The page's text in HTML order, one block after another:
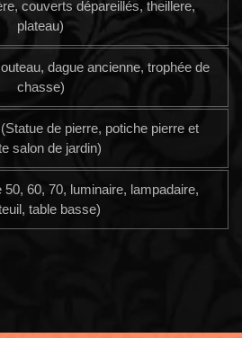
couverts dépareillés, theillere,
plateau)
dague ancienne, trophée de
chasse)
de pierre, potiche pierre et
salon de jardin)
50, 60, 70, luminaire, lampadaire,
table basse)